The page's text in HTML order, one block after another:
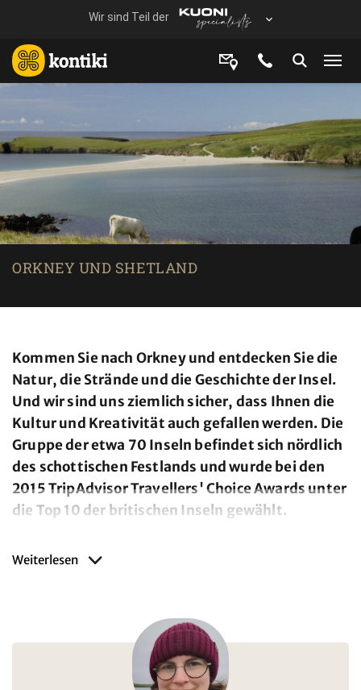
ORKNEY UND SHETLAND
Kommen Sie nach Orkney und entdecken Sie die
Natur, die Strände und die Geschichte der Insel.
Und wir sind uns ziemlich sicher, dass Ihnen die
Kultur und Kreativität auch gefallen werden. Die
Gruppe der etwa 70 Inseln befindet sich nördlich
des schottischen Festlands und wurde bei den
2015 TripAdvisor Travellers' Choice Awards unter
die Top 10 der britischen Inseln gewählt.
Weiterlesen